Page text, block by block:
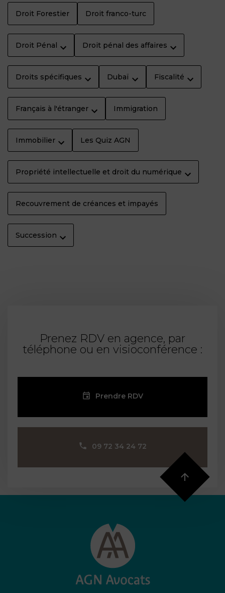
Droit Forestier Droit franco-turc
Droit Pénal Droit pénal des affaires
Droits spécifiques Dubaï Fiscalité
Français à l'étranger Immigration
Immobilier Les Quiz AGN
Propriété intellectuelle et droit du numérique
Recouvrement de créances et impayés
Succession
Prenez RDV en agence, par
téléphone ou en visioconférence :
Prendre RDV
09 72 34 24 72